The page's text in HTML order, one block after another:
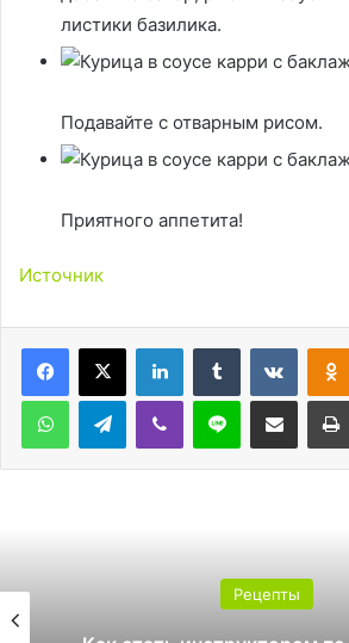
листики базилика.
Подавайте с отварным рисом.
Приятного аппетита!
Источник
LinkedInTumblr
WhatsAppTelegramViber Line Поделиться через электронную почту
Рецепты